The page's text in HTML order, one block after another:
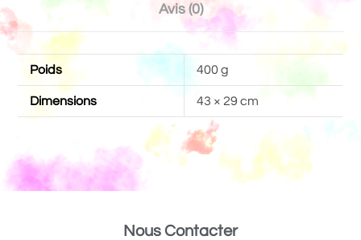
Avis (0)
Poids 400 g
Dimensions 43 × 29 cm
Nous Contacter